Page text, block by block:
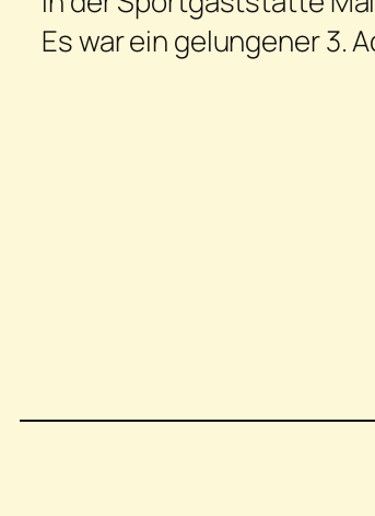
Es war ein gelungener 3.